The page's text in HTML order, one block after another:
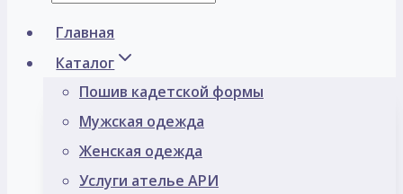
Главная
Каталог
Пошив кадетской формы
Мужская одежда
Женская одежда
Услуги ателье АРИ